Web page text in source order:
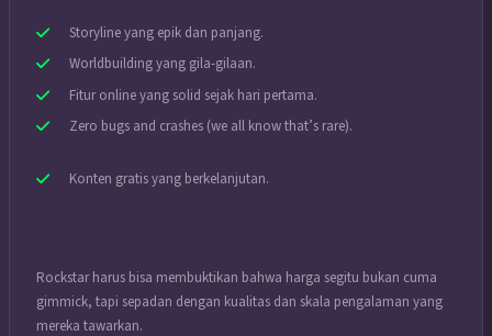
Storyline yang epik dan panjang.
Worldbuilding yang gila-gilaan.
Fitur online yang solid sejak hari pertama.
Zero bugs and crashes (we all know that’s rare).
Konten gratis yang berkelanjutan.
Rockstar harus bisa membuktikan bahwa harga segitu bukan cuma
gimmick, tapi sepadan dengan kualitas dan skala pengalaman yang
mereka tawarkan.